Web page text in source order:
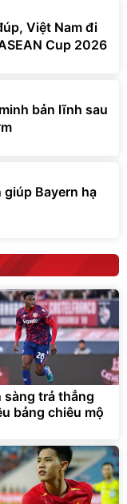
Việt Nam đi
Cup 2026
bản lĩnh sau
giúp Bayern hạ
sàng trả thẳng
bảng chiêu mộ